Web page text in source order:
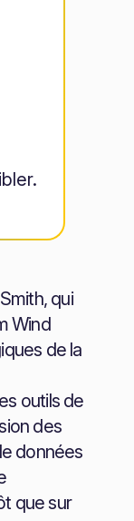
qui
Wind
de la
outils de
des
données
que sur